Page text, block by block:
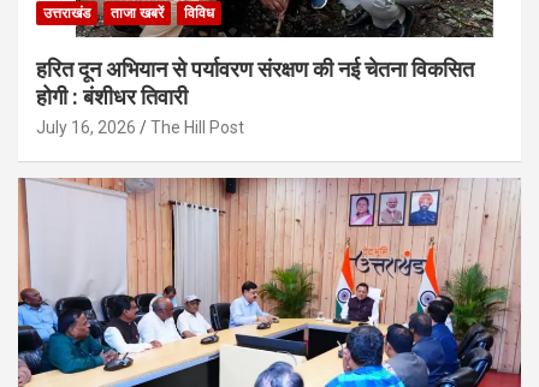
उत्तराखंड ताजा खबरें विविध
हरित दून अभियान से पर्यावरण संरक्षण की नई चेतना विकसित
होगी : बंशीधर तिवारी
July 16, 2026 The Hill Post